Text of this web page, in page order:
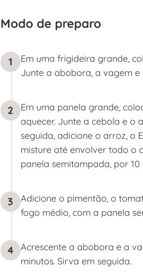
Modo de preparo
1
Em uma frigideira grande,
Junte a abobora, a vagem e
2
Em uma panela grande,
aquecer. Junte a cebola e o
seguida, adicione o arroz, o
misture até envolver todo o
panela semitampada, por
3
Adicione o pimentão, o
fogo médio, com a panela
4
Acrescente a abobora e a
minutos. Sirva em seguida.